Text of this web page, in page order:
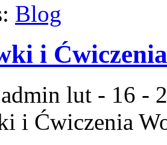
Blog
i
lut - 16 -
i Ćwiczenia